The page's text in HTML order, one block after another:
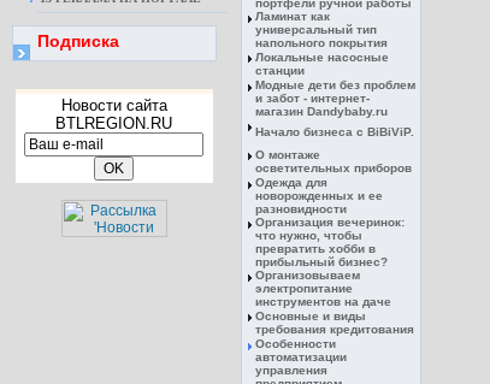
Подписка
Новости сайта
BTLREGION.RU
портфели ручной работы
Ламинат как
универсальный тип
напольного покрытия
Локальные насосные
станции
Модные дети без проблем
и забот - интернет-
магазин Dandybaby.ru
Начало бизнеса с BiBiViP.
О монтаже
осветительных приборов
Одежда для
новорожденных и ее
разновидности
Организация вечеринок:
что нужно, чтобы
превратить хобби в
прибыльный бизнес?
Организовываем
электропитание
инструментов на даче
Основные и виды
требования кредитования
Особенности
автоматизации
управления